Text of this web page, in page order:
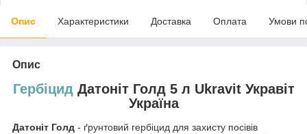
Опис Характеристики Доставка Оплата Умови
Опис
ГербіцидДатоніт Голд 5 л Ukravit Укравіт
Україна
Датоніт Голд - ґрунтовий гербіцид для захисту посівів